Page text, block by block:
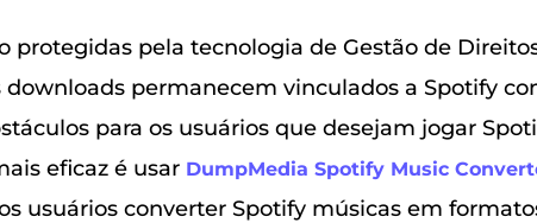
protegidas pela tecnologia de Gestão de
downloads permanecem vinculados a Spotify
para os usuários que desejam jogar
eficaz é usar DumpMedia Spotify Music
usuários converter Spotify músicas em